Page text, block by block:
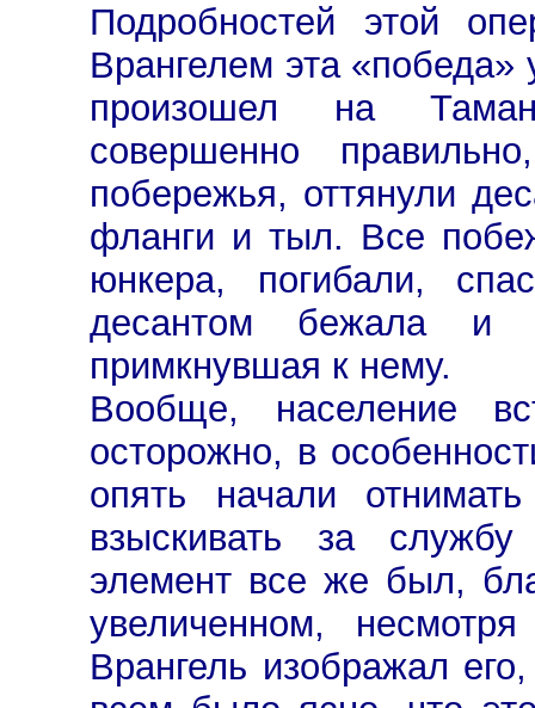
Подробностей этой
Врангелем эта
произошел на
совершенно
побережья, оттянули
фланги и тыл. Все
юнкера, погибали,
десантом бежала и
примкнувшая к нему.
Вообще, население
осторожно, в
опять начали
взыскивать за
элемент все же был,
увеличенном,
Врангель изображал